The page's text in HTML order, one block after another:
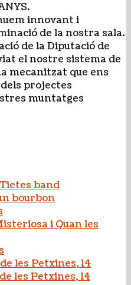
innovant i
de la nostra sala.
de la Diputació de
el nostre sistema de
mecanitzat que ens
projectes
muntatges
Tietes band
bourbon
i Quan les
les Petxines, 14
les Petxines, 14